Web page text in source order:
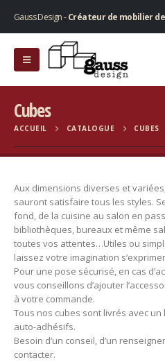
Gauss Design -Créateur de mobilier
Cubes
ACCUEIL CATALOGUE CUBES
Aux dimensions diverses et
sauront satisfaire tous les styles.
fond, de la cuisine au salon en
bibliothèques, bureaux et même
toutes vos attentes…Utiles ou
laissez votre imagination
Pour une pose sécurisé, en cas
vous conseillons d’ajouter
à votre commande.
Tous nos cubes sont livrés avec
auto-adhésifs.
Besoin d’un conseil, d’un
contacter.